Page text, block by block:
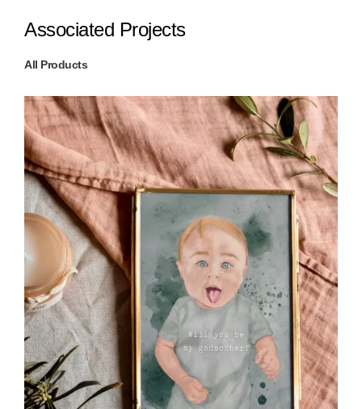
Associated Projects
All Products